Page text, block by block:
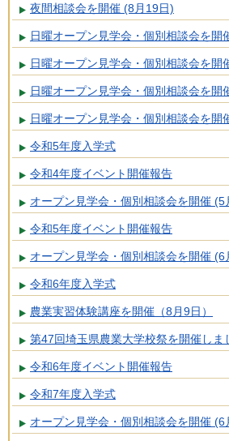
夜間相談会を開催 (8月19日)
日曜オープン見学会・個別相談会を開
日曜オープン見学会・個別相談会を開
日曜オープン見学会・個別相談会を開
日曜オープン見学会・個別相談会を開
令和5年度入学式
令和4年度イベント開催報告
オープン見学会・個別相談会を開催 (5
令和5年度イベント開催報告
オープン見学会・個別相談会を開催 (6
令和6年度入学式
農業実習体験講座を開催（8月9日）
第47回埼玉県農業大学校祭を開催しま
令和6年度イベント開催報告
令和7年度入学式
オープン見学会・個別相談会を開催 (6